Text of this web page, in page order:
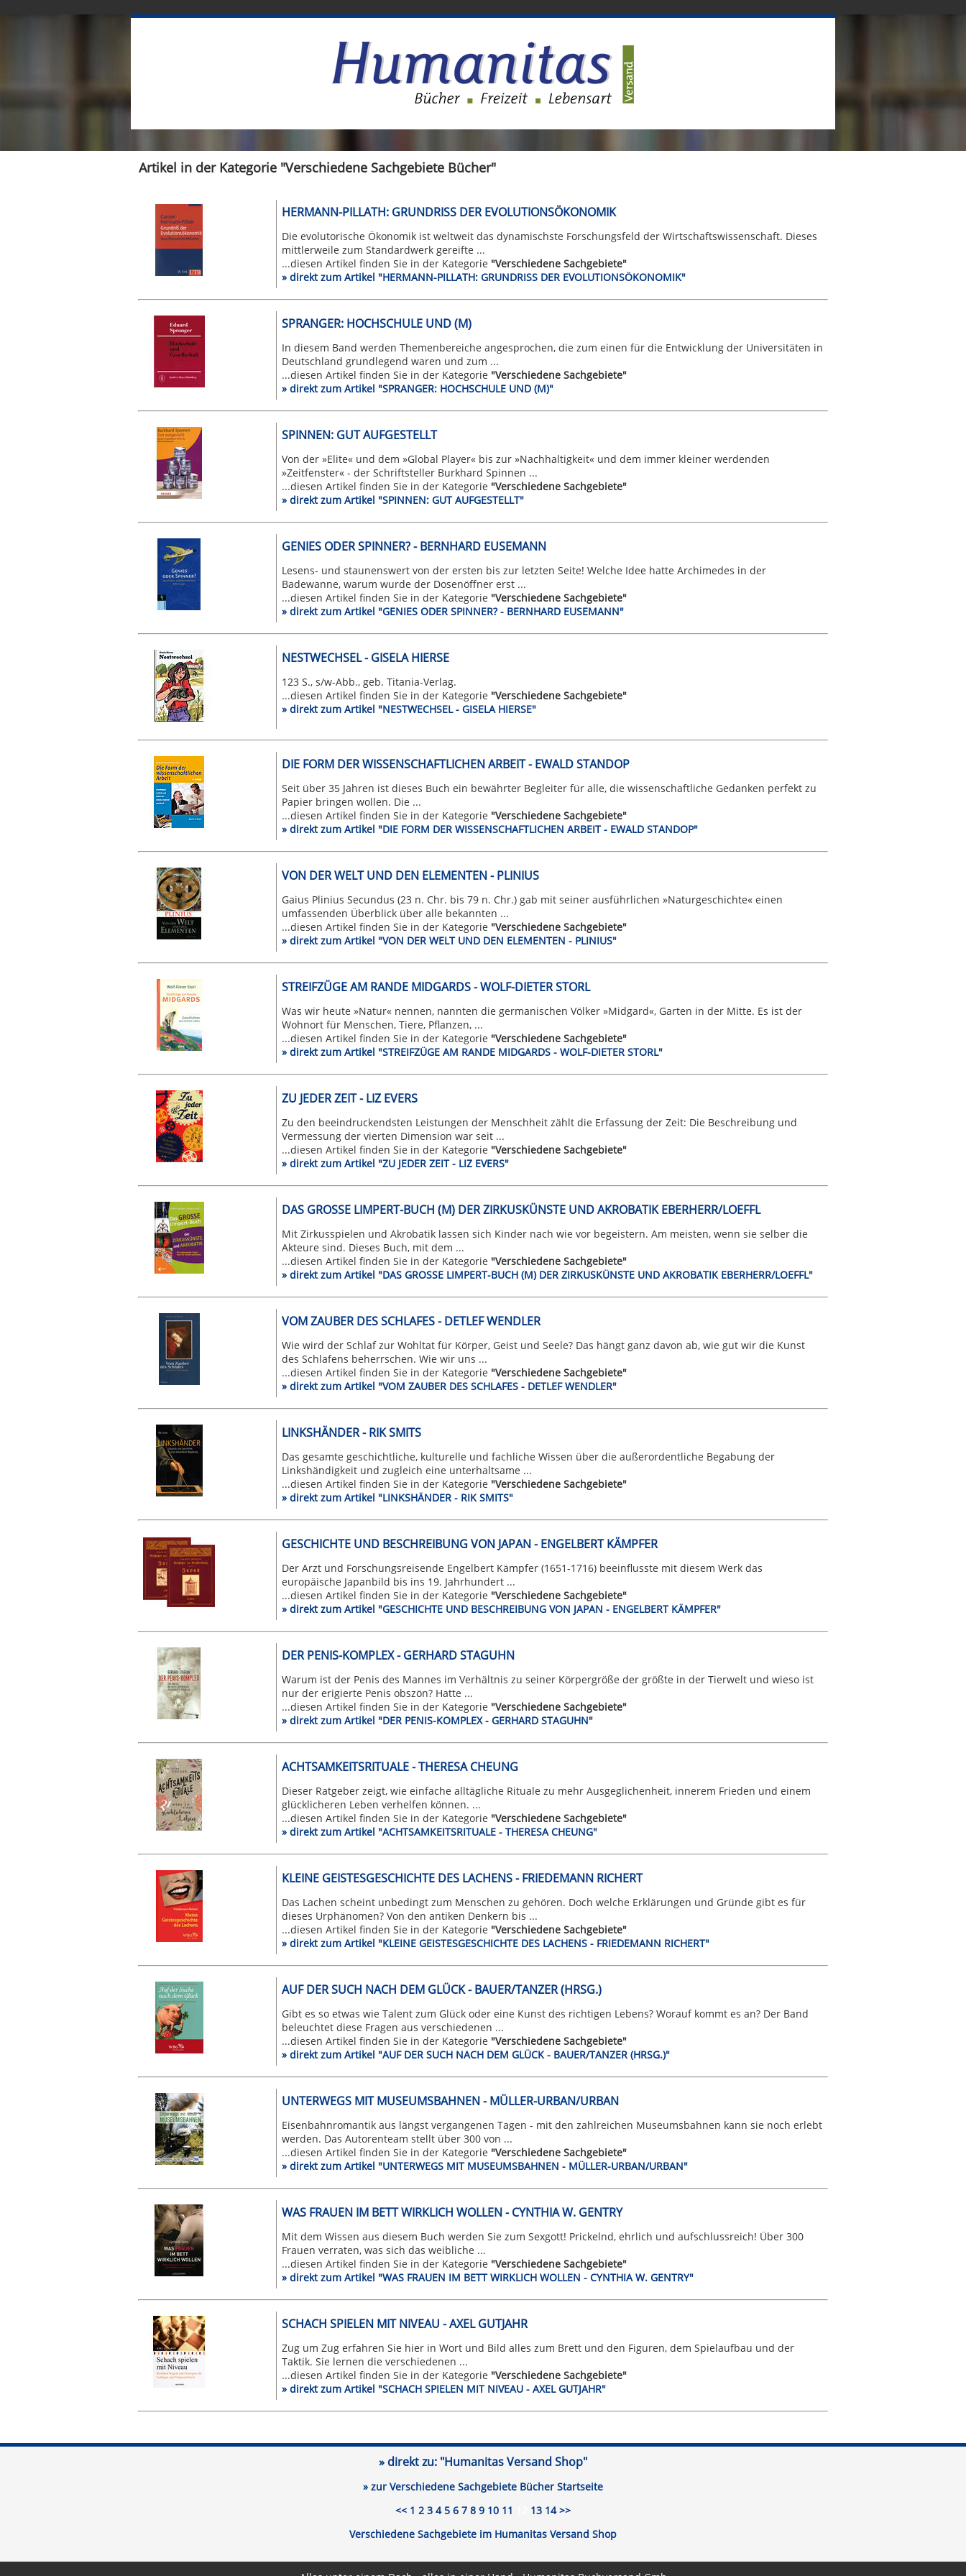
Artikel in der Kategorie "Verschiedene Sachgebiete Bücher"
HERMANN-PILLATH: GRUNDRISS DER EVOLUTIONSÖKONOMIK
Die evolutorische Ökonomik ist weltweit das dynamischste Forschungsfeld der Wirtschaftswissenschaft. Dieses
mittlerweile zum Standardwerk gereifte ...
...diesen Artikel finden Sie in der Kategorie "Verschiedene Sachgebiete"
» direkt zum Artikel "HERMANN-PILLATH: GRUNDRISS DER EVOLUTIONSÖKONOMIK"
SPRANGER: HOCHSCHULE UND (M)
In diesem Band werden Themenbereiche angesprochen, die zum einen für die Entwicklung der Universitäten in
Deutschland grundlegend waren und zum ...
...diesen Artikel finden Sie in der Kategorie "Verschiedene Sachgebiete"
» direkt zum Artikel "SPRANGER: HOCHSCHULE UND (M)"
SPINNEN: GUT AUFGESTELLT
Von der »Elite« und dem »Global Player« bis zur »Nachhaltigkeit« und dem immer kleiner werdenden
»Zeitfenster« - der Schriftsteller Burkhard Spinnen ...
...diesen Artikel finden Sie in der Kategorie "Verschiedene Sachgebiete"
» direkt zum Artikel "SPINNEN: GUT AUFGESTELLT"
GENIES ODER SPINNER? - BERNHARD EUSEMANN
Lesens- und staunenswert von der ersten bis zur letzten Seite! Welche Idee hatte Archimedes in der
Badewanne, warum wurde der Dosenöffner erst ...
...diesen Artikel finden Sie in der Kategorie "Verschiedene Sachgebiete"
» direkt zum Artikel "GENIES ODER SPINNER? - BERNHARD EUSEMANN"
NESTWECHSEL - GISELA HIERSE
123 S., s/w-Abb., geb. Titania-Verlag.
...diesen Artikel finden Sie in der Kategorie "Verschiedene Sachgebiete"
» direkt zum Artikel "NESTWECHSEL - GISELA HIERSE"
DIE FORM DER WISSENSCHAFTLICHEN ARBEIT - EWALD STANDOP
Seit über 35 Jahren ist dieses Buch ein bewährter Begleiter für alle, die wissenschaftliche Gedanken perfekt zu
Papier bringen wollen. Die ...
...diesen Artikel finden Sie in der Kategorie "Verschiedene Sachgebiete"
» direkt zum Artikel "DIE FORM DER WISSENSCHAFTLICHEN ARBEIT - EWALD STANDOP"
VON DER WELT UND DEN ELEMENTEN - PLINIUS
Gaius Plinius Secundus (23 n. Chr. bis 79 n. Chr.) gab mit seiner ausführlichen »Naturgeschichte« einen
umfassenden Überblick über alle bekannten ...
...diesen Artikel finden Sie in der Kategorie "Verschiedene Sachgebiete"
» direkt zum Artikel "VON DER WELT UND DEN ELEMENTEN - PLINIUS"
STREIFZÜGE AM RANDE MIDGARDS - WOLF-DIETER STORL
Was wir heute »Natur« nennen, nannten die germanischen Völker »Midgard«, Garten in der Mitte. Es ist der
Wohnort für Menschen, Tiere, Pflanzen, ...
...diesen Artikel finden Sie in der Kategorie "Verschiedene Sachgebiete"
» direkt zum Artikel "STREIFZÜGE AM RANDE MIDGARDS - WOLF-DIETER STORL"
ZU JEDER ZEIT - LIZ EVERS
Zu den beeindruckendsten Leistungen der Menschheit zählt die Erfassung der Zeit: Die Beschreibung und
Vermessung der vierten Dimension war seit ...
...diesen Artikel finden Sie in der Kategorie "Verschiedene Sachgebiete"
» direkt zum Artikel "ZU JEDER ZEIT - LIZ EVERS"
DAS GROSSE LIMPERT-BUCH (M) DER ZIRKUSKÜNSTE UND AKROBATIK EBERHERR/LOEFFL
Mit Zirkusspielen und Akrobatik lassen sich Kinder nach wie vor begeistern. Am meisten, wenn sie selber die
Akteure sind. Dieses Buch, mit dem ...
...diesen Artikel finden Sie in der Kategorie "Verschiedene Sachgebiete"
» direkt zum Artikel "DAS GROSSE LIMPERT-BUCH (M) DER ZIRKUSKÜNSTE UND AKROBATIK EBERHERR/LOEFFL"
VOM ZAUBER DES SCHLAFES - DETLEF WENDLER
Wie wird der Schlaf zur Wohltat für Körper, Geist und Seele? Das hängt ganz davon ab, wie gut wir die Kunst
des Schlafens beherrschen. Wie wir uns ...
...diesen Artikel finden Sie in der Kategorie "Verschiedene Sachgebiete"
» direkt zum Artikel "VOM ZAUBER DES SCHLAFES - DETLEF WENDLER"
LINKSHÄNDER - RIK SMITS
Das gesamte geschichtliche, kulturelle und fachliche Wissen über die außerordentliche Begabung der
Linkshändigkeit und zugleich eine unterhaltsame ...
...diesen Artikel finden Sie in der Kategorie "Verschiedene Sachgebiete"
» direkt zum Artikel "LINKSHÄNDER - RIK SMITS"
GESCHICHTE UND BESCHREIBUNG VON JAPAN - ENGELBERT KÄMPFER
Der Arzt und Forschungsreisende Engelbert Kämpfer (1651-1716) beeinflusste mit diesem Werk das
europäische Japanbild bis ins 19. Jahrhundert ...
...diesen Artikel finden Sie in der Kategorie "Verschiedene Sachgebiete"
» direkt zum Artikel "GESCHICHTE UND BESCHREIBUNG VON JAPAN - ENGELBERT KÄMPFER"
DER PENIS-KOMPLEX - GERHARD STAGUHN
Warum ist der Penis des Mannes im Verhältnis zu seiner Körpergröße der größte in der Tierwelt und wieso ist
nur der erigierte Penis obszön? Hatte ...
...diesen Artikel finden Sie in der Kategorie "Verschiedene Sachgebiete"
» direkt zum Artikel "DER PENIS-KOMPLEX - GERHARD STAGUHN"
ACHTSAMKEITSRITUALE - THERESA CHEUNG
Dieser Ratgeber zeigt, wie einfache alltägliche Rituale zu mehr Ausgeglichenheit, innerem Frieden und einem
glücklicheren Leben verhelfen können. ...
...diesen Artikel finden Sie in der Kategorie "Verschiedene Sachgebiete"
» direkt zum Artikel "ACHTSAMKEITSRITUALE - THERESA CHEUNG"
KLEINE GEISTESGESCHICHTE DES LACHENS - FRIEDEMANN RICHERT
Das Lachen scheint unbedingt zum Menschen zu gehören. Doch welche Erklärungen und Gründe gibt es für
dieses Urphänomen? Von den antiken Denkern bis ...
...diesen Artikel finden Sie in der Kategorie "Verschiedene Sachgebiete"
» direkt zum Artikel "KLEINE GEISTESGESCHICHTE DES LACHENS - FRIEDEMANN RICHERT"
AUF DER SUCH NACH DEM GLÜCK - BAUER/TANZER (HRSG.)
Gibt es so etwas wie Talent zum Glück oder eine Kunst des richtigen Lebens? Worauf kommt es an? Der Band
beleuchtet diese Fragen aus verschiedenen ...
...diesen Artikel finden Sie in der Kategorie "Verschiedene Sachgebiete"
» direkt zum Artikel "AUF DER SUCH NACH DEM GLÜCK - BAUER/TANZER (HRSG.)"
UNTERWEGS MIT MUSEUMSBAHNEN - MÜLLER-URBAN/URBAN
Eisenbahnromantik aus längst vergangenen Tagen - mit den zahlreichen Museumsbahnen kann sie noch erlebt
werden. Das Autorenteam stellt über 300 von ...
...diesen Artikel finden Sie in der Kategorie "Verschiedene Sachgebiete"
» direkt zum Artikel "UNTERWEGS MIT MUSEUMSBAHNEN - MÜLLER-URBAN/URBAN"
WAS FRAUEN IM BETT WIRKLICH WOLLEN - CYNTHIA W. GENTRY
Mit dem Wissen aus diesem Buch werden Sie zum Sexgott! Prickelnd, ehrlich und aufschlussreich! Über 300
Frauen verraten, was sich das weibliche ...
...diesen Artikel finden Sie in der Kategorie "Verschiedene Sachgebiete"
» direkt zum Artikel "WAS FRAUEN IM BETT WIRKLICH WOLLEN - CYNTHIA W. GENTRY"
SCHACH SPIELEN MIT NIVEAU - AXEL GUTJAHR
Zug um Zug erfahren Sie hier in Wort und Bild alles zum Brett und den Figuren, dem Spielaufbau und der
Taktik. Sie lernen die verschiedenen ...
...diesen Artikel finden Sie in der Kategorie "Verschiedene Sachgebiete"
» direkt zum Artikel "SCHACH SPIELEN MIT NIVEAU - AXEL GUTJAHR"
» direkt zu: "Humanitas Versand Shop"
» zur Verschiedene Sachgebiete Bücher Startseite
<< 1 2 3 4 5 6 7 8 9 10 11 13 14 >>
Verschiedene Sachgebiete im Humanitas Versand Shop